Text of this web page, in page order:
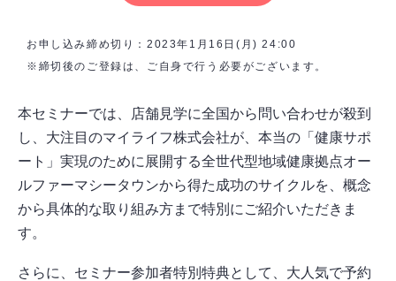
お申し込み締め切り：2023年1月16日(月) 24:00
※締切後のご登録は、ご自身で行う必要がございます。
本セミナーでは、店舗見学に全国から問い合わせが殺到
し、大注目のマイライフ株式会社が、本当の「健康サポ
ート」実現のために展開する全世代型地域健康拠点オー
ルファーマシータウンから得た成功のサイクルを、概念
から具体的な取り組み方まで特別にご紹介いただきま
す。
さらに、セミナー参加者特別特典として、大人気で予約